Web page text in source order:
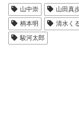
山中崇 山田真
柄本明
清水く
駿河太郎